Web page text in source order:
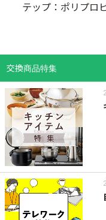
テップ：ポリプロ
交換商品特集